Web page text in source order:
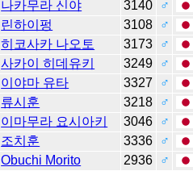
나카무라 신야 3140
♂
린하이펑 3108
♂
히코사카 나오토 3173
♂
사카이 히데유키 3249
♂
이야마 유타 3327
♂
류시훈 3218
♂
이마무라 요시아키 3046
♂
조치훈 3336
♂
Obuchi Morito 2936
♂